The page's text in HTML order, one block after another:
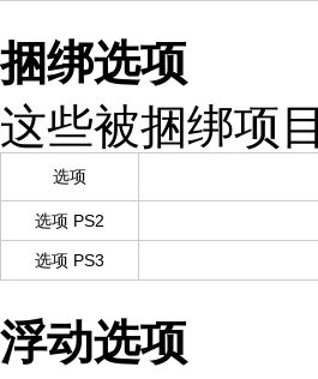
捆绑选项
这些被捆绑项
选项
选项 PS2
选项 PS3
浮动选项